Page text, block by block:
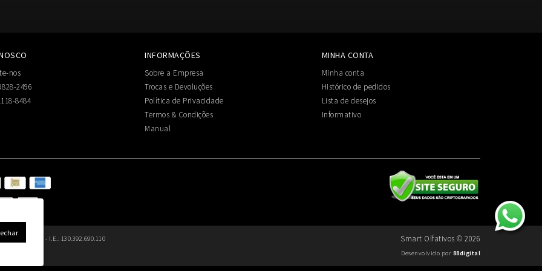
nos
2496
8484
INFORMAÇÕES
Sobre a Empresa
Trocas e Devoluções
Política de Privacidade
Termos & Condições
Manual
MINHA CONTA
Minha conta
Histórico de pedidos
Lista de desejos
Informativo
0001-80 - I.E.: 130.392.690.110
Smart Olfativos © 2026
Desenvolvido por 88digital